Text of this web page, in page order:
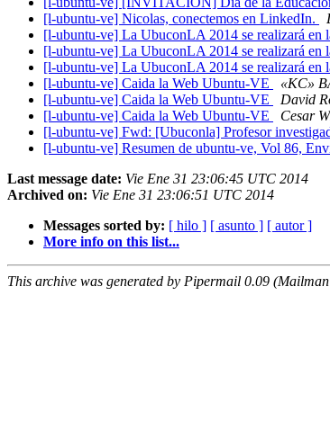
[l-ubuntu-ve] Nicolas, conectemos en LinkedIn.
[l-ubuntu-ve] La UbuconLA 2014 se realizará
[l-ubuntu-ve] La UbuconLA 2014 se realizará
[l-ubuntu-ve] La UbuconLA 2014 se realizará
[l-ubuntu-ve] Caida la Web Ubuntu-VE
«KC»
[l-ubuntu-ve] Caida la Web Ubuntu-VE
David
[l-ubuntu-ve] Caida la Web Ubuntu-VE
Cesar
[l-ubuntu-ve] Fwd: [Ubuconla] Profesor
[l-ubuntu-ve] Resumen de ubuntu-ve, Vol 86,
Last message date: Vie Ene 31 23:06:45 UTC 2014
Archived on: Vie Ene 31 23:06:51 UTC 2014
Messages sorted by: [ hilo ] [ asunto ] [ autor ]
More info on this list...
This archive was generated by Pipermail 0.09